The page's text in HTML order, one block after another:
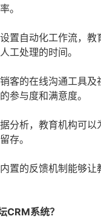
。
置自动化工作流，
工处理的时间。
客的在线沟通工具
参与度和满意度。
分析，教育机构可
存。
置的反馈机制能够
CRM系统？